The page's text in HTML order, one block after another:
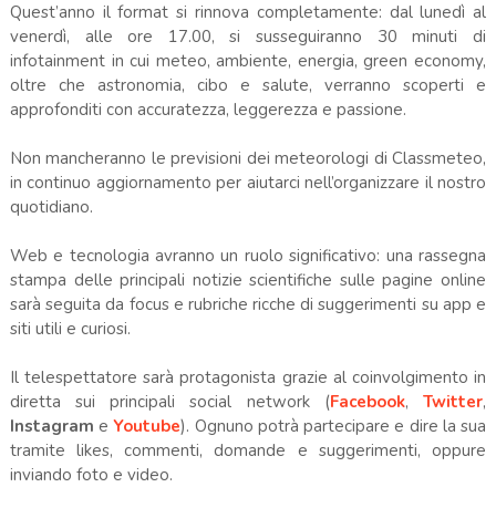
Quest’anno il format si rinnova completamente: dal lunedì al
venerdì, alle ore 17.00, si susseguiranno 30 minuti di
infotainment in cui meteo, ambiente, energia, green economy,
oltre che astronomia, cibo e salute, verranno scoperti e
approfonditi con accuratezza, leggerezza e passione.
Non mancheranno le previsioni dei meteorologi di Classmeteo,
in continuo aggiornamento per aiutarci nell’organizzare il nostro
quotidiano.
Web e tecnologia avranno un ruolo significativo: una rassegna
stampa delle principali notizie scientifiche sulle pagine online
sarà seguita da focus e rubriche ricche di suggerimenti su app e
siti utili e curiosi.
Il telespettatore sarà protagonista grazie al coinvolgimento in
diretta sui principali social network (Facebook,Twitter,
Instagram eYoutube). Ognuno potrà partecipare e dire la sua
tramite likes, commenti, domande e suggerimenti, oppure
inviando foto e video.